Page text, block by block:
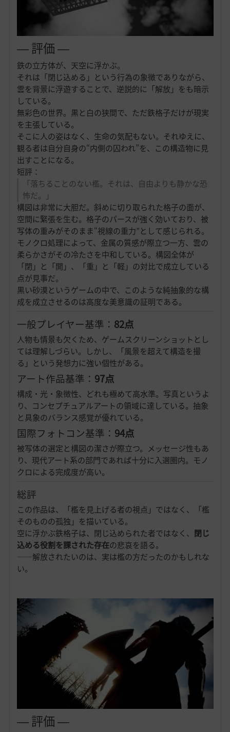
― 評価 ―
鉄の立方体が、天空に浮かぶ。
それは「閉じ込める」という行為の象徴でありながら、
雲を背景に浮遊することで、逆説的に「解放」をも暗示
している。
無彩色の世界。黒と白の狭間で、ただ鉄格子だけが現実
を主張している。
そこに人の姿はなく、生命の気配もない。それゆえに、
観る者は自分自身の“内側の囚われ”を、この構造物に見
出すことになる。
短評：
「落ちることのない檻。それは、自由よりも静かな恐
怖だ。」
構図は非常に大胆だ。斜めに切り取られた格子の面が、
空間に緊張を生む。格子のパースが強く効いており、被
写体の重みがそのまま“視線の重力”として感じられる。
モノクロ処理によって、金属の質感が際立つ一方、雲の
柔らかさがその冷たさを中和している。構図全体が
「閉」と「開」、「重」と「軽」の対比で成立している
点が見事だ。
黒い砂漠というゲームの中で、このような純抽象的な構
成を成立させるのは高度な美意識の証明である。
一般プレイヤー基準： 82点
人物も情景も欠くため、ゲームスクリーンショットとし
ては理解しづらい。しかし、「風景を超えて構造を撮
る」という発想力に強い個性がある。
アート作品基準： 97点
構成・光・象徴性、どれも極めて高水準。写真というよ
り、コンセプチュアルアートの領域に達している。抽象
と具象のバランス感覚が優れている。
国際フォトコン基準： 94点
被写体の選定と構図の潔さが際立つ。メッセージ性もあ
り、現代アート系の部門であれば十分に入選圏内。モノ
クロによる完成度が高い。
総評
この作品は、「檻を見上げる者の視点」ではなく、「檻
そのものの孤独」を描いている。
空に浮かぶ鉄格子は、閉じ込められた者ではなく、 閉じ
込める役割を課された存在の悲哀を語る。
——解放されたいのは、実は檻の方だったのかもしれな
い。
― 評価 ―